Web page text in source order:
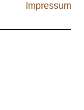
Impressum